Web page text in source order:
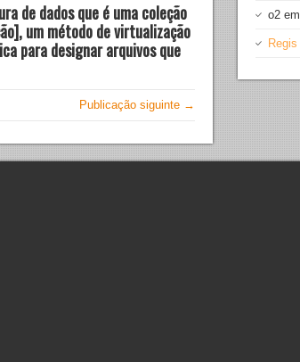
de dados que é uma coleção
um método de virtualização
para designar arquivos que
Publicação siguinte →
o2 em
Regis